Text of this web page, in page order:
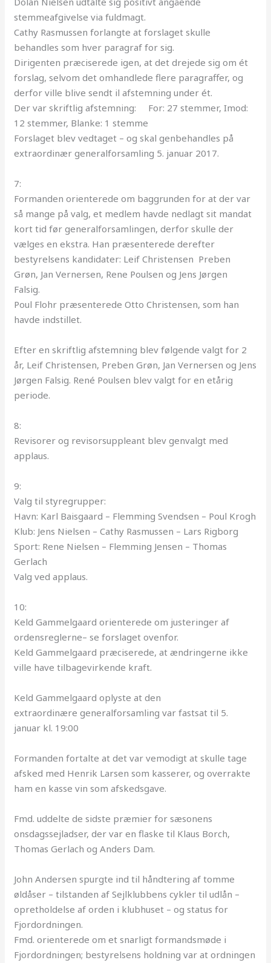
stemmeafgivelse via fuldmagt.
Cathy Rasmussen forlangte at forslaget skulle
behandles som hver paragraf for sig.
Dirigenten præciserede igen, at det drejede sig om ét
forslag, selvom det omhandlede flere paragraffer, og
derfor ville blive sendt il afstemning under ét.
Der var skriftlig afstemning: For: 27 stemmer, Imod:
12 stemmer, Blanke: 1 stemme
Forslaget blev vedtaget – og skal genbehandles på
extraordinærgeneralforsamling 5. januar 2017.
7:
Formanden orienterede om baggrunden for at der var
så mange på valg, et medlem havde nedlagt sit mandat
kort tid førgeneralforsamlingen, derfor skulle der
vælges en ekstra. Han præsenterede derefter
bestyrelsens kandidater: Leif Christensen Preben
Grøn, Jan Vernersen, Rene Poulsen og Jens Jørgen
Falsig.
Poul Flohr præsenterede Otto Christensen, som han
havde indstillet.
Efter en skriftlig afstemning blev følgende valgt for 2
år, Leif Christensen, Preben Grøn, Jan Vernersen og Jens
Jørgen Falsig. René Poulsen blev valgt for en etårig
periode.
8:
Revisorer og revisorsuppleant blev genvalgt med
applaus.
9:
Valg til styregrupper:
Havn: Karl Baisgaard – Flemming Svendsen – Poul Krogh
Klub: Jens Nielsen – Cathy Rasmussen – Lars Rigborg
Sport: Rene Nielsen – Flemming Jensen – Thomas
Gerlach
Valg ved applaus.
10:
Keld Gammelgaard orienterede om justeringer af
ordensreglerne– se forslaget ovenfor.
Keld Gammelgaard præciserede, at ændringerne ikke
ville have tilbagevirkende kraft.
Keld Gammelgaard oplyste at den
extraordinæregeneralforsamling var fastsat til 5.
januar kl. 19:00
Formanden fortalte at det var vemodigt at skulle tage
afsked med Henrik Larsen som kasserer, og overrakte
ham en kasse vin som afskedsgave.
Fmd. uddelte de sidste præmier for sæsonens
onsdagssejladser, der var en flaske til Klaus Borch,
Thomas Gerlach og Anders Dam.
John Andersen spurgte ind til håndtering af tomme
øldåser – tilstanden af Sejlklubbens cykler til udlån –
opretholdelse af orden i klubhuset – og status for
Fjordordningen.
Fmd. orienterede om et snarligt formandsmøde i
Fjordordningen; bestyrelsens holdning var at ordningen